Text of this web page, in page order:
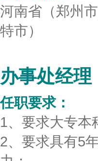
河南省（郑州
特市）
办事处经
任职要求：
1、要求大专本
2、要求具有5